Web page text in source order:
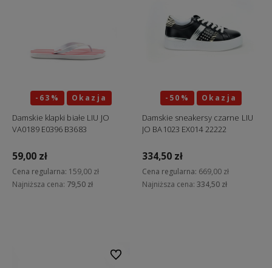
-63% Okazja
Damskie klapki białe LIU JO
VA0189 E0396 B3683
59,00 zł
Cena regularna: 159,00 zł
Najniższa cena: 79,50 zł
-50% Okazja
Damskie sneakersy czarne LIU
JO BA1023 EX014 22222
334,50 zł
Cena regularna: 669,00 zł
Najniższa cena: 334,50 zł
Do ulubionych